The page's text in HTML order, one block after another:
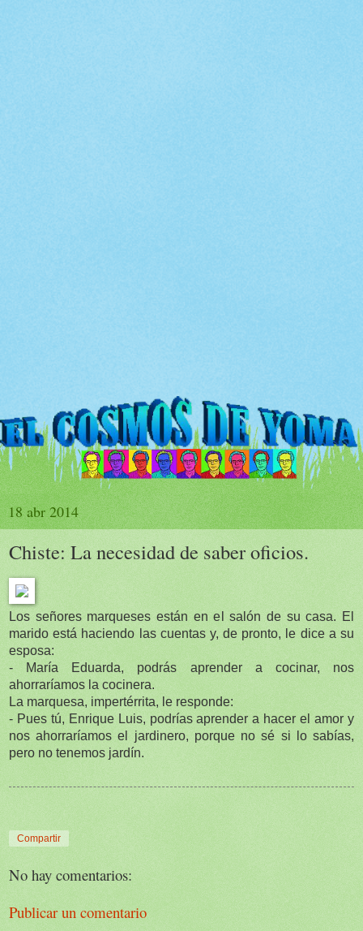
18 abr 2014
Chiste: La necesidad de saber oficios.
Los señores marqueses están en el salón de su casa. El
marido está haciendo las cuentas y, de pronto, le dice a su
esposa:
- María Eduarda, podrás aprender a cocinar, nos
ahorraríamos la cocinera.
La marquesa, impertérrita, le responde:
- Pues tú, Enrique Luis, podrías aprender a hacer el amor y
nos ahorraríamos el jardinero, porque no sé si lo sabías,
pero no tenemos jardín.
Compartir
No hay comentarios:
Publicar un comentario